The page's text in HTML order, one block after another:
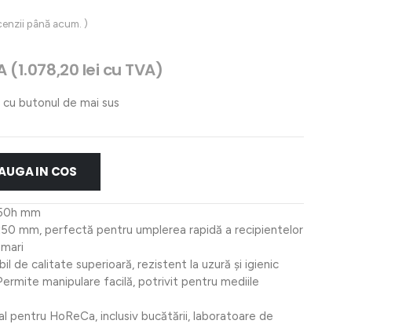
până acum. )
(1.078,20 lei cu TVA)
butonul de mai sus
IN COS
mm
mm, perfectă pentru umplerea rapidă a recipientelor
de calitate superioară, rezistent la uzură și igienic
manipulare facilă, potrivit pentru mediile
pentru HoReCa, inclusiv bucătării, laboratoare de